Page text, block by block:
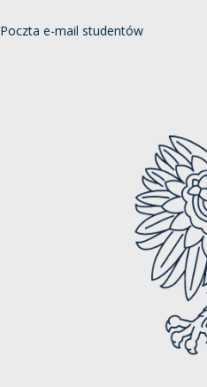
Poczta e-mail studentów